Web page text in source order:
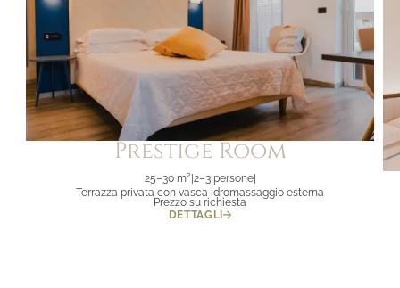
Prestige Room
25–30 m²|2–3 persone|
Terrazza privata con vasca idromassaggio esterna
Prezzo su richiesta
DETTAGLI